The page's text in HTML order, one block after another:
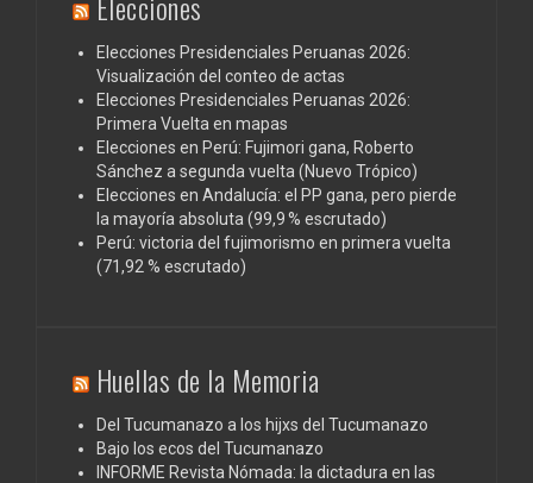
Elecciones Presidenciales Peruanas 2026:
Visualización del conteo de actas
Elecciones Presidenciales Peruanas 2026:
Primera Vuelta en mapas
Elecciones en Perú: Fujimori gana, Roberto
Sánchez a segunda vuelta (Nuevo Trópico)
Elecciones en Andalucía: el PP gana, pero pierde
la mayoría absoluta (99,9 % escrutado)
Perú: victoria del fujimorismo en primera vuelta
(71,92 % escrutado)
Huellas de la Memoria
Del Tucumanazo a los hijxs del Tucumanazo
Bajo los ecos del Tucumanazo
INFORME Revista Nómada: la dictadura en las